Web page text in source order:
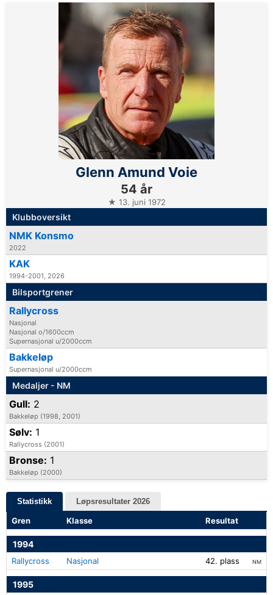
Glenn Amund Voie
54 år
★ 13. juni 1972
Klubboversikt
NMK Konsmo
2022
KAK
1994-2001, 2026
Bilsportgrener
Rallycross
Nasjonal
Nasjonal o/1600ccm
Supernasjonal u/2000ccm
Bakkeløp
Supernasjonal u/2000ccm
Medaljer - NM
Gull: 2
Bakkeløp (1998, 2001)
Sølv: 1
Rallycross (2001)
Bronse: 1
Bakkeløp (2000)
Statistikk Løpsresultater 2026
Gren Klasse Resultat
1994
Rallycross Nasjonal 42. plass NM
1995